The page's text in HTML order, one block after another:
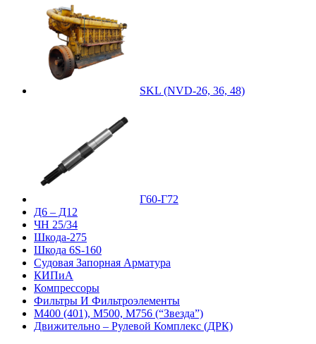
SKL (NVD-26, 36, 48)
Г60-Г72
Д6 – Д12
ЧН 25/34
Шкода-275
Шкода 6S-160
Судовая Запорная Арматура
КИПиА
Компрессоры
Фильтры И Фильтроэлементы
М400 (401), М500, М756 (“Звезда”)
Движительно – Рулевой Комплекс (ДРК)